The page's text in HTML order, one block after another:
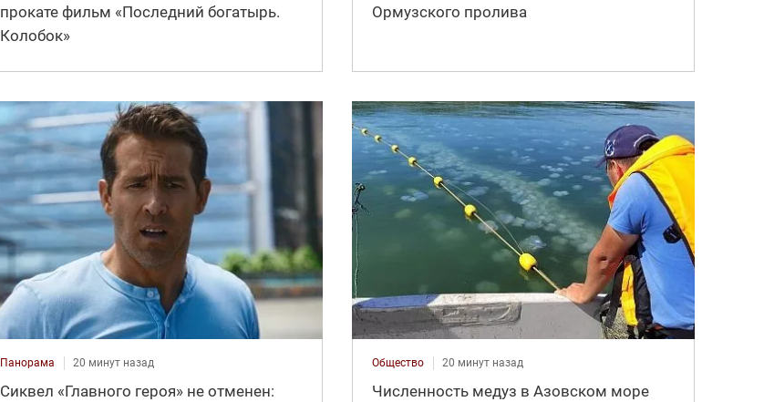
прокате фильм «Последний богатырь.
Колобок»
Ормузского пролива
Панорама 20 минут назад
Сиквел «Главного героя» не отменен:
Общество 20 минут назад
Численность медуз в Азовском море